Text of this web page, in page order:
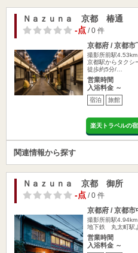
Ｎａｚｕｎａ 京都 椿通
-点/ 0 件
京都府 / 京都市
撮影所前駅4.53km
京都駅からタクシ
徒歩約5分/…
営業時間
入浴料金 ～
宿泊 旅館
楽天トラベルの
関連情報から探す
Ｎａｚｕｎａ 京都 御所
-点/ 0 件
京都府 / 京都市
撮影所前駅4.94km
地下鉄 丸太町駅
営業時間
入浴料金 ～